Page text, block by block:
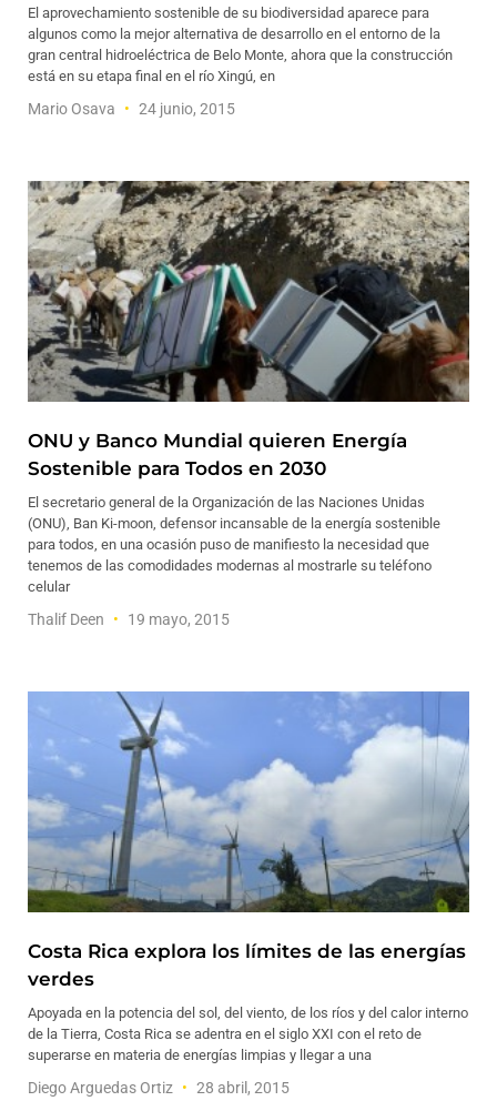
El aprovechamiento sostenible de su biodiversidad aparece para
algunos como la mejor alternativa de desarrollo en el entorno de la
gran central hidroeléctrica de Belo Monte, ahora que la construcción
está en su etapa final en el río Xingú, en
Mario Osava 24 junio, 2015
ONU y Banco Mundial quieren Energía
Sostenible para Todos en 2030
El secretario general de la Organización de las Naciones Unidas
(ONU), Ban Ki-moon, defensor incansable de la energía sostenible
para todos, en una ocasión puso de manifiesto la necesidad que
tenemos de las comodidades modernas al mostrarle su teléfono
celular
Thalif Deen 19 mayo, 2015
Costa Rica explora los límites de las energías
verdes
Apoyada en la potencia del sol, del viento, de los ríos y del calor interno
de la Tierra, Costa Rica se adentra en el siglo XXI con el reto de
superarse en materia de energías limpias y llegar a una
Diego Arguedas Ortiz 28 abril, 2015